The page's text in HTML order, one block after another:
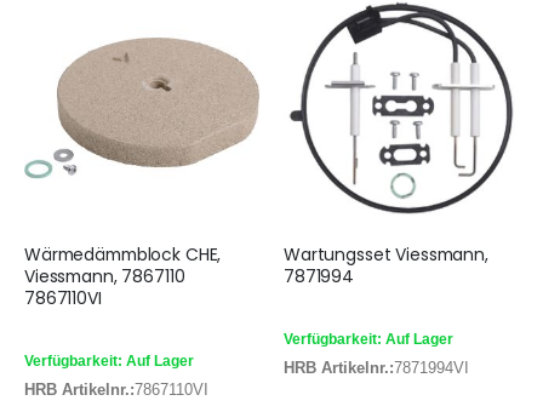
Wärmedämmblock CHE,
Viessmann, 7867110
7867110VI
Verfügbarkeit: Auf Lager
HRB Artikelnr.:7867110VI
Wartungsset Viessmann,
7871994
Verfügbarkeit: Auf Lager
HRB Artikelnr.:7871994VI